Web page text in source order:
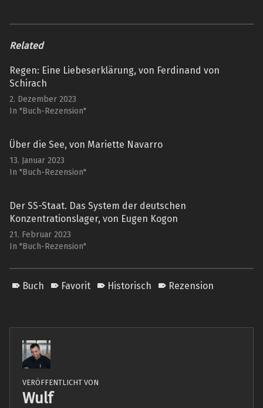
Related
Regen: Eine Liebeserklärung, von Ferdinand von
Schirach
2. Dezember 2023
In "Buch-Rezension"
Über die See, von Mariette Navarro
13. Januar 2023
In "Buch-Rezension"
Der SS-Staat. Das System der deutschen
Konzentrationslager, von Eugen Kogon
21. Februar 2023
In "Buch-Rezension"
Buch Favorit Historisch Rezension
VERÖFFENTLICHT VON
Wulf